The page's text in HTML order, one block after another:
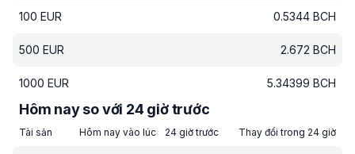
100 EUR 0.5344 BCH
500 EUR 2.672 BCH
1000 EUR 5.34399 BCH
Hôm nay so với 24 giờ trước
Tài sản Hôm nay vào lúc 24 giờ trước Thay đổi trong 24 giờ